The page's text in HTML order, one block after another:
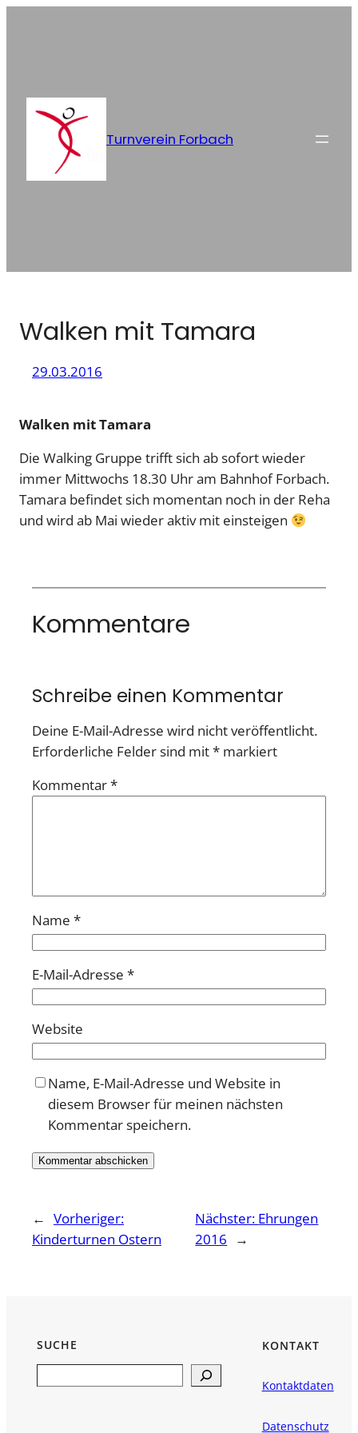
Turnverein Forbach
Walken mit Tamara
29.03.2016
Walken mit Tamara
Die Walking Gruppe trifft sich ab sofort wieder
immer Mittwochs 18.30 Uhr am Bahnhof Forbach.
Tamara befindet sich momentan noch in der Reha
und wird ab Mai wieder aktiv mit einsteigen
Kommentare
Schreibe einen Kommentar
Deine E-Mail-Adresse wird nicht veröffentlicht.
Erforderliche Felder sind mit* markiert
Kommentar*
Name *
E-Mail-Adresse *
Website
Name, E-Mail-Adresse und Website in
diesem Browser für meinen nächsten
Kommentar speichern.
← Vorheriger:
Kinderturnen Ostern
Nächster: Ehrungen
2016
→
SUCHE KONTAKT
Kontaktdaten
Datenschutz